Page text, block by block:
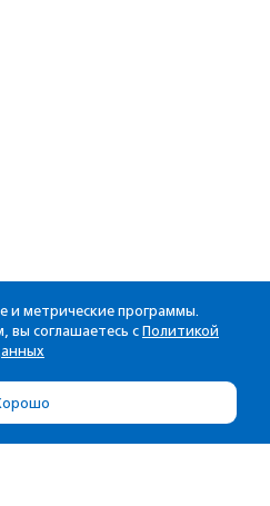
и метрические программы.
вы соглашаетесь с Политикой